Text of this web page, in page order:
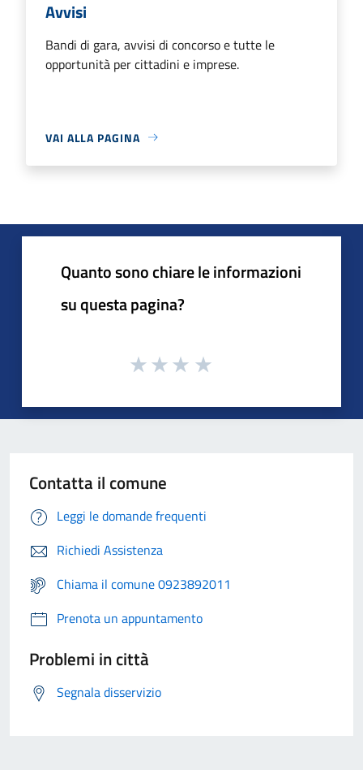
Avvisi
Bandi di gara, avvisi di concorso e tutte le
opportunità per cittadini e imprese.
VAI ALLA PAGINA
Quanto sono chiare le informazioni
su questa pagina?
Contatta il comune
Leggi le domande frequenti
Richiedi Assistenza
Chiama il comune 0923892011
Prenota un appuntamento
Problemi in città
Segnala disservizio